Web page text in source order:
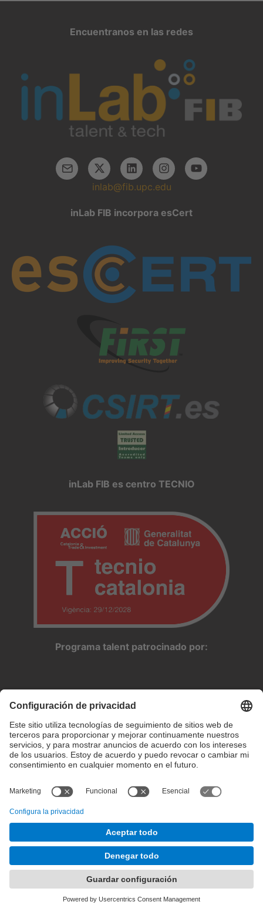
Encuentranos en las redes
inlab@fib.upc.edu
inLab FIB incorpora esCert
inLab FIB es centro TECNIO
Programa talent patrocinado por:
Configuración de privacidad
Condiciones de uso